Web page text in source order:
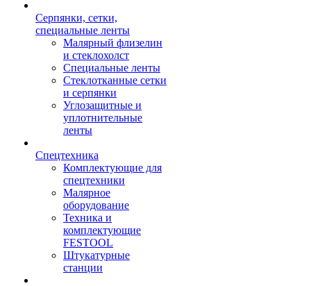
Серпянки, сетки,
специальные ленты
Малярный флизелин
и стеклохолст
Специальные ленты
Стеклотканные сетки
и серпянки
Углозащитные и
уплотнительные
ленты
Спецтехника
Комплектующие для
спецтехники
Малярное
оборудование
Техника и
комплектующие
FESTOOL
Штукатурные
станции